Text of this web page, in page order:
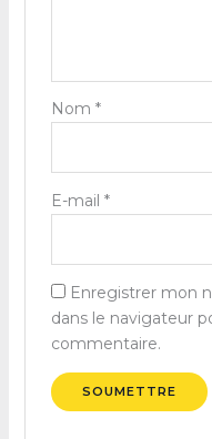
Nom *
E-mail *
Enregistrer mon
dans le navigateur
commentaire.